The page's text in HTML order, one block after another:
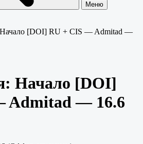
Меню
[DOI] RU + CIS — Admitad —
Начало [DOI]
Admitad — 16.6